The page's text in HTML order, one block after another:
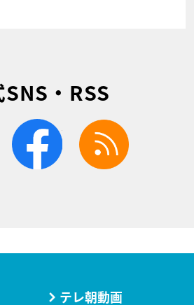
・RSS
twitter facebook
テレ朝動画